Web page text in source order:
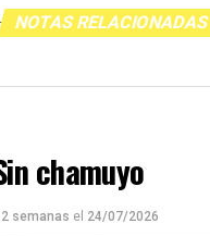
NOTAS RELACIONADAS
chamuyo
semanas el 24/07/2026